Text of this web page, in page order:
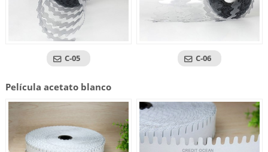
C-05 C-06
Película acetato blanco